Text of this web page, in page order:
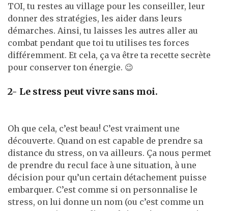
TOI, tu restes au village pour les conseiller, leur
donner des stratégies, les aider dans leurs
démarches. Ainsi, tu laisses les autres aller au
combat pendant que toi tu utilises tes forces
différemment. Et cela, ça va être ta recette secrète
pour conserver ton énergie. 😉
2- Le stress peut vivre sans moi.
Oh que cela, c’est beau! C’est vraiment une
découverte. Quand on est capable de prendre sa
distance du stress, on va ailleurs. Ça nous permet
de prendre du recul face à une situation, à une
décision pour qu’un certain détachement puisse
embarquer. C’est comme si on personnalise le
stress, on lui donne un nom (ou c’est comme un